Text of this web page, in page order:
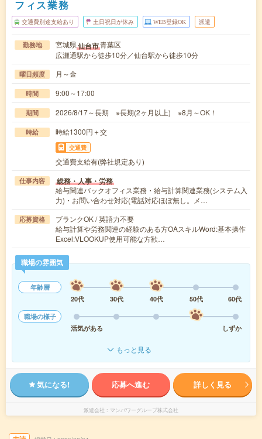
フィス業務
交通費別途支給あり 土日祝日が休み WEB登録OK 派遣
勤務地 宮城県仙台市青葉区
広瀬通駅から徒歩10分／仙台駅から徒歩10分
曜日頻度 月～金
時間 9:00～17:00
期間 2026/8/17～長期 ※長期(2ヶ月以上) ※8月～OK！
時給 時給1300円＋交
交通費
交通費支給有(弊社規定あり)
仕事内容 総務・人事・労務
給与関連バックオフィス業務・給与計算関連業務(システム入
力)・お問い合わせ対応(電話対応ほぼ無し。メ…
応募資格
ブランクOK / 英語力不要
給与計算や労務関連の経験のある方OAスキルWord:基本操作
Excel:VLOOKUP使用可能な方歓…
職場の雰囲気
年齢層
20代
30代 40代 50代
60代
職場の様子
活気がある
しずか
もっと見る
気になる! 応募へ進む 詳しく見る
派遣会社 マンパワーグループ株式会社